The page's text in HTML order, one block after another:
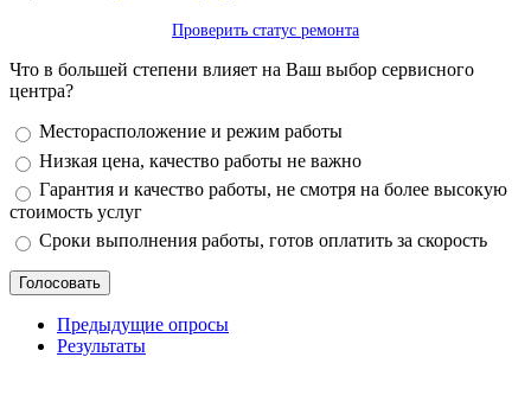
Проверить статус ремонта
Что в большей степени влияет на Ваш выбор сервисного
центра?
Варианты
Месторасположение и режим работы
Низкая цена, качество работы не важно
Гарантия и качество работы, не смотря на более высокую
стоимость услуг
Сроки выполнения работы, готов оплатить за скорость
Предыдущие опросы
Результаты